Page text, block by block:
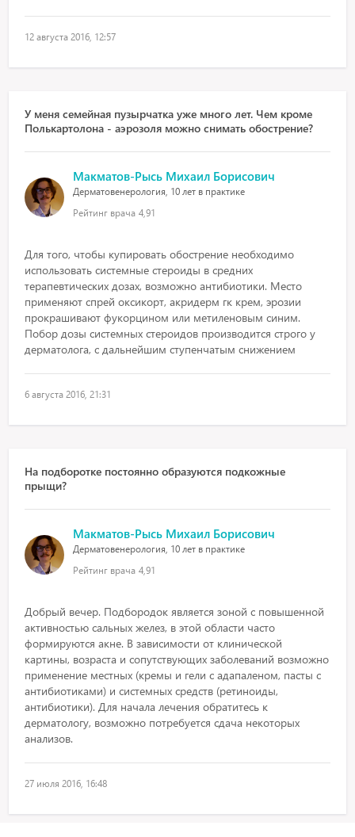
12 августа 2016, 12:57
У меня семейная пузырчатка уже много лет. Чем кроме
Полькартолона - аэрозоля можно снимать обострение?
Макматов-Рысь Михаил Борисович
Дерматовенерология, 10 лет в практике
Рейтинг врача 4,91
Для того, чтобы купировать обострение необходимо
использовать системные стероиды в средних
терапевтических дозах, возможно антибиотики. Место
применяют спрей оксикорт, акридерм гк крем, эрозии
прокрашивают фукорцином или метиленовым синим.
Побор дозы системных стероидов производится строго у
дерматолога, с дальнейшим ступенчатым снижением
6 августа 2016, 21:31
На подборотке постоянно образуются подкожные
прыщи?
Макматов-Рысь Михаил Борисович
Дерматовенерология, 10 лет в практике
Рейтинг врача 4,91
Добрый вечер. Подбородок является зоной с повышенной
активностью сальных желез, в этой области часто
формируются акне. В зависимости от клинической
картины, возраста и сопутствующих заболеваний возможно
применение местных (кремы и гели с адапаленом, пасты с
антибиотиками) и системных средств (ретиноиды,
антибиотики). Для начала лечения обратитесь к
дерматологу, возможно потребуется сдача некоторых
анализов.
27 июля 2016, 16:48